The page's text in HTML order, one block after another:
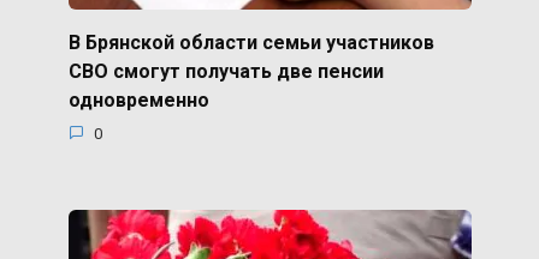
В Брянской области семьи участников
СВО смогут получать две пенсии
одновременно
0